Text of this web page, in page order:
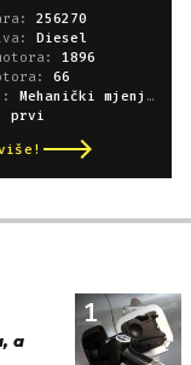
256270
Diesel
1896
66
Mehanički mjenjač
prvi
1
a